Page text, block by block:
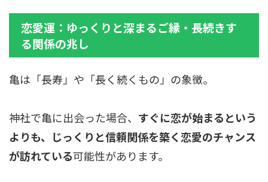
恋愛運：ゆっくりと深まるご縁・長続きす
る関係の兆し
亀は「長寿」や「長く続くもの」の象徴。
神社で亀に出会った場合、 すぐに恋が始まるという
よりも、じっくりと信頼関係を築く恋愛のチャンス
が訪れている可能性があります。